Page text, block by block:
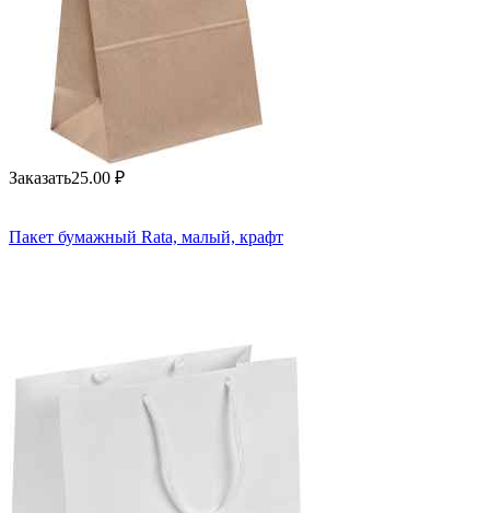
Заказать25.00 ₽
Пакет бумажный Rata, малый, крафт